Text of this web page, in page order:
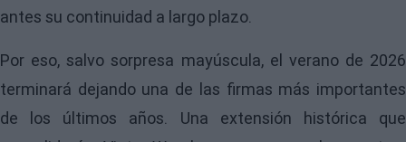
antes su continuidad a largo plazo.
Por eso, salvo sorpresa mayúscula, el verano de 2026
terminará dejando una de las firmas más importantes
de los últimos años. Una extensión histórica que